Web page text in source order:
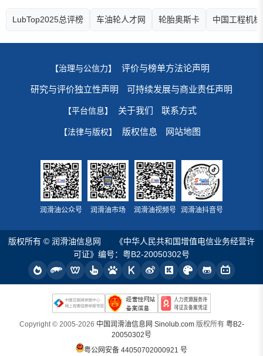
LubTop2025总评榜 车油轮人才网 轮胎奥斯卡 中国工程机
【治理与公信力】 评价与榜单方法论声明
研究与评价独立性声明 可持续发展与商业责任声明
【平台信息】 关于我们 联系方式
【法律与版权】 版权信息 网站地图
润滑油公众号 润滑油市场 润滑油视频号 润滑油抖音号
版权所有 © 润滑油信息网
《中华人民共和国增值电信业务经营许
可证》编号：粤B2-20050302号
Copyright © 2005-2026 中国润滑油信息网 Sinolub.com版权所有 粤B2-
20050302号
粤公网安备 44050702000921 号